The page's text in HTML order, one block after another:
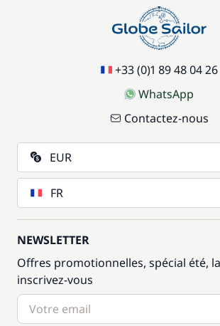
+33 (0)1 89 48 04 26
WhatsApp
Contactez-nous
EUR
FR
NEWSLETTER
Offres promotionnelles, spécial été,
inscrivez-vous